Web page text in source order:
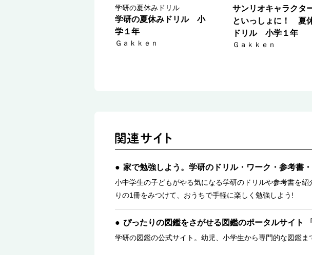
学研の夏休みドリル
学研の夏休みドリル 小
学１年
Ｇａｋｋｅｎ
サンリオキャラクタ
といっしょに！ 夏
ドリル 小学１年
Ｇａｋｋｅｎ
家で勉強しよう。学研のドリル・ワーク・参考書
小中学生の子どもがやる気になる学研のドリルや参考書を
りの1冊をみつけて、おうちで手軽に楽しく勉強しよう!
ぴったりの図鑑をさがせる図鑑のポータルサイト
学研の図鑑の公式サイト。幼児、小学生から専門的な図鑑